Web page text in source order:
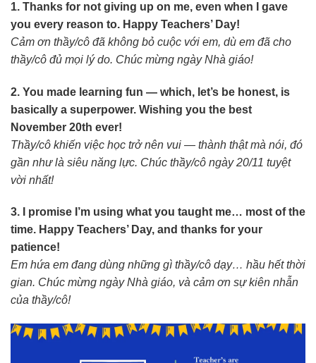
1. Thanks for not giving up on me, even when I gave
you every reason to. Happy Teachers’ Day!
Cảm ơn thầy/cô đã không bỏ cuộc với em, dù em đã cho
thầy/cô đủ mọi lý do. Chúc mừng ngày Nhà giáo!
2. You made learning fun — which, let’s be honest, is
basically a superpower. Wishing you the best
November 20th ever!
Thầy/cô khiến việc học trở nên vui — thành thật mà nói, đó
gần như là siêu năng lực. Chúc thầy/cô ngày 20/11 tuyệt
vời nhất!
3. I promise I’m using what you taught me… most of the
time. Happy Teachers’ Day, and thanks for your
patience!
Em hứa em đang dùng những gì thầy/cô dạy… hầu hết thời
gian. Chúc mừng ngày Nhà giáo, và cảm ơn sự kiên nhẫn
của thầy/cô!